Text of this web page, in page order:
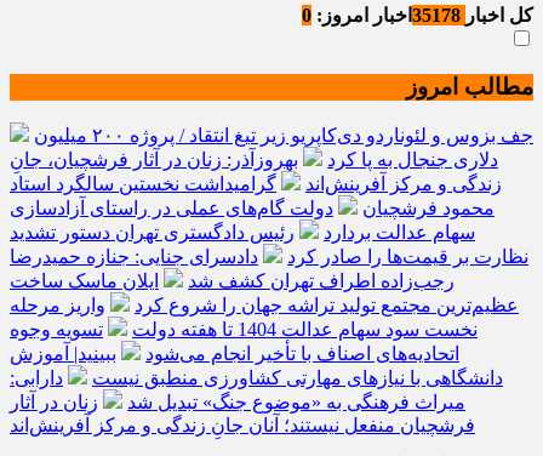
کل اخبار اخبار امروز: 0
مطالب امروز
جف بزوس و لئوناردو دی‌کاپریو زیر تیغ انتقاد / پروژه ۲۰۰ میلیون
دلاری جنجال به پا کرد
بهروزآذر: زنان در آثار فرشچیان، جانِ
زندگی و مرکز آفرینش‌اند
گرامیداشت نخستین سالگرد استاد
محمود فرشچیان
دولت گام‌های عملی در راستای آزادسازی
سهام عدالت بردارد
رئیس دادگستری تهران دستور تشدید
نظارت بر قیمت‌ها را صادر کرد
دادسرای جنایی: جنازه حمیدرضا
رجب‌زاده اطراف تهران کشف شد
ایلان ماسک ساخت
عظیم‌ترین مجتمع تولید تراشه جهان را شروع کرد
واریز مرحله
نخست سود سهام عدالت 1404 تا هفته دولت
تسویه وجوه
اتحادیه‌های اصناف با تأخیر انجام می‌شود
ببینید| آموزش
دانشگاهی با نیازهای مهارتی کشاورزی منطبق نیست
دارابی:
میراث‌ فرهنگی به «موضوع جنگ» تبدیل شد
زنان در آثار
فرشچیان منفعل نیستند؛ آنان جانِ زندگی و مرکز آفرینش‌اند